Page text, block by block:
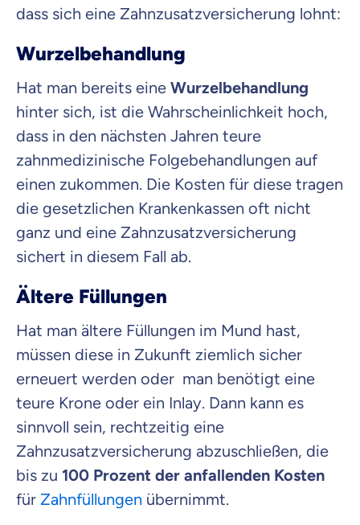
dass sich eine Zahnzusatzversicherung lohnt:
Wurzelbehandlung
Hat man bereits eine Wurzelbehandlung
hinter sich, ist die Wahrscheinlichkeit hoch,
dass in den nächsten Jahren teure
zahnmedizinische Folgebehandlungen auf
einen zukommen. Die Kosten für diese tragen
die gesetzlichen Krankenkassen oft nicht
ganz und eine Zahnzusatzversicherung
sichert in diesem Fall ab.
Ältere Füllungen
Hat man ältere Füllungen im Mund hast,
müssen diese in Zukunft ziemlich sicher
erneuert werden oder man benötigt eine
teure Krone oder ein Inlay. Dann kann es
sinnvoll sein, rechtzeitig eine
Zahnzusatzversicherung abzuschließen, die
bis zu 100 Prozent der anfallenden Kosten
für Zahnfüllungen übernimmt.